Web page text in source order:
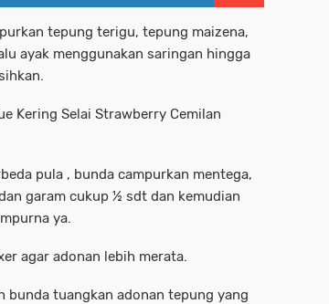
tepung terigu, tepung maizena,
ayak menggunakan saringan hingga
Kering Selai Strawberry Cemilan
pula , bunda campurkan mentega,
garam cukup ½ sdt dan kemudian
ya.
agar adonan lebih merata.
bunda tuangkan adonan tepung yang